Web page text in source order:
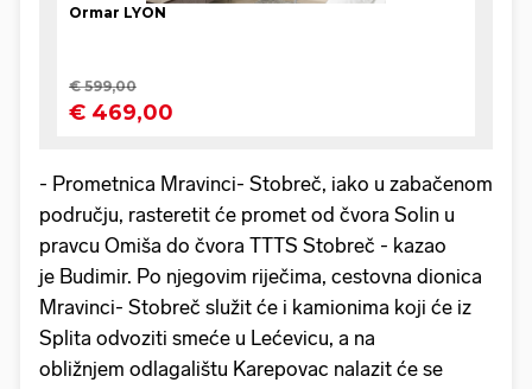
- Prometnica Mravinci- Stobreč, iako u zabačenom
području, rasteretit će promet od čvora Solin u
pravcu Omiša do čvora TTTS Stobreč - kazao
je Budimir. Po njegovim riječima, cestovna dionica
Mravinci- Stobreč služit će i kamionima koji će iz
Splita odvoziti smeće u Lećevicu, a na
obližnjem odlagalištu Karepovac nalazit će se